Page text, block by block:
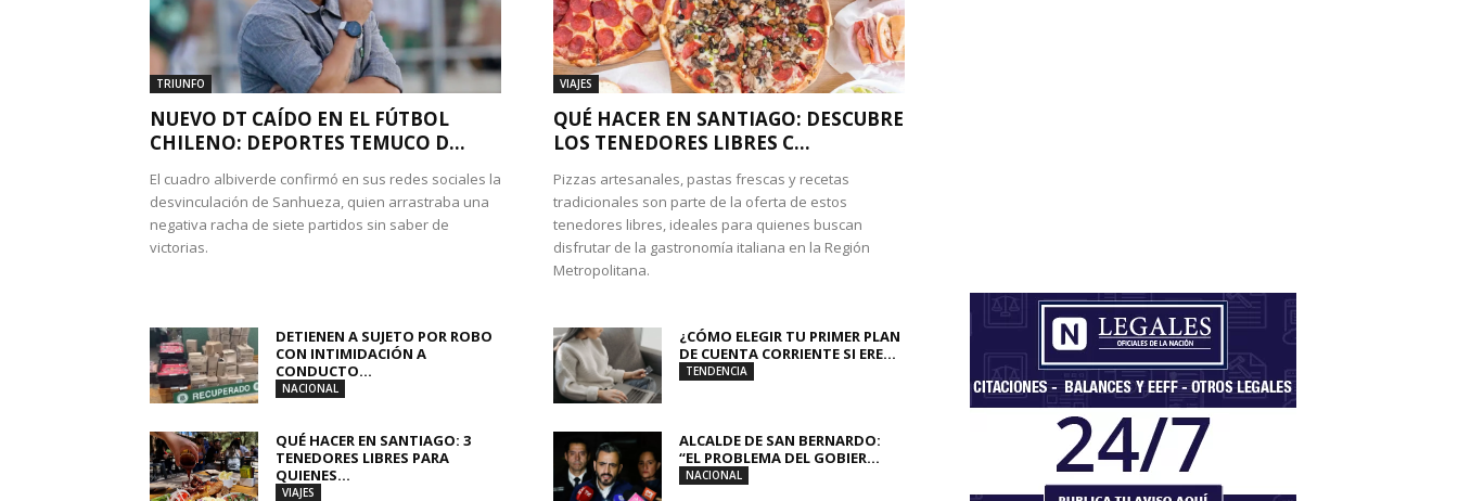
TRIUNFO
NUEVO DT CAÍDO EN EL FÚTBOL
CHILENO: DEPORTES TEMUCO D...
El cuadro albiverde confirmó en sus redes sociales la
desvinculación de Sanhueza, quien arrastraba una
negativa racha de siete partidos sin saber de
victorias.
VIAJES
QUÉ HACER EN SANTIAGO: DESCUBRE
LOS TENEDORES LIBRES C...
Pizzas artesanales, pastas frescas y recetas
tradicionales son parte de la oferta de estos
tenedores libres, ideales para quienes buscan
disfrutar de la gastronomía italiana en la Región
Metropolitana.
DETIENEN A SUJETO POR ROBO
CON INTIMIDACIÓN A
CONDUCTO...
NACIONAL
¿CÓMO ELEGIR TU PRIMER PLAN
DE CUENTA CORRIENTE SI ERE...
TENDENCIA
QUÉ HACER EN SANTIAGO: 3
TENEDORES LIBRES PARA
QUIENES...
VIAJES
ALCALDE DE SAN BERNARDO:
“EL PROBLEMA DEL GOBIER...
NACIONAL